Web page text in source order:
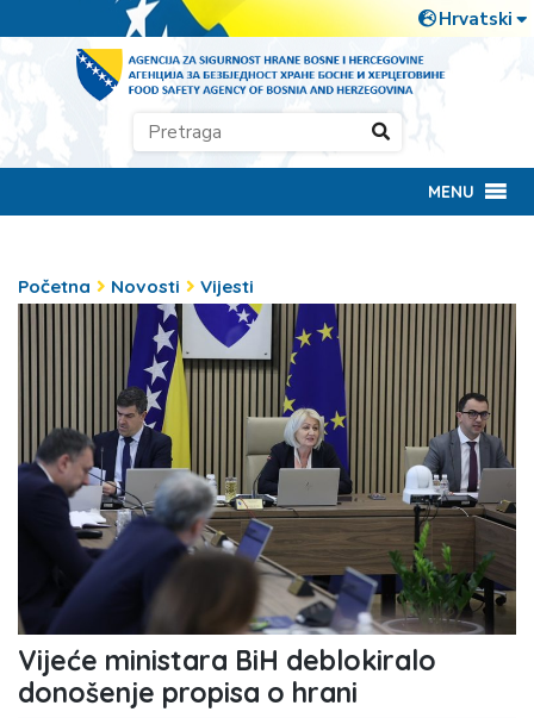
MENU
Početna Novosti Vijesti
Vijeće ministara BiH deblokiralo
donošenje propisa o hrani